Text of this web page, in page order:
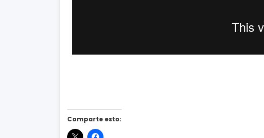
Comparte esto: